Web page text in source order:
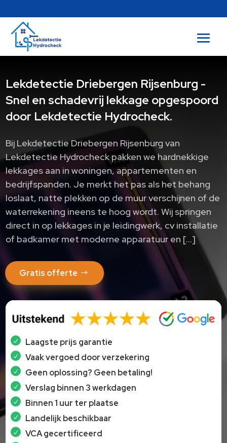
Lekdetectie Driebergen Rijsenburg -
Snel en schadevrij lekkage opgespoord
door Lekdetectie Hydrocheck.
Bij Lekdetectie Driebergen Rijsenburg van
Lekdetectie Hydrocheck pakken we hardnekkige
lekkages aan in woningen, appartementen en
bedrijfspanden.​ Je merkt het pas als het behang
loslaat, natte plekken op de muur verschijnen of de
waterrekening ineens te hoog wordt.​ Wij springen
direct in op lekkages in je leidingwerk, cv installatie
of badkamer met moderne apparatuur en […]
Gratis offerte
Laagste prijs garantie
Vaak vergoed door verzekering
Geen oplossing? Geen betaling!
Verslag binnen 3 werkdagen
Binnen 1 uur ter plaatse
Landelijk beschikbaar
VCA gecertificeerd